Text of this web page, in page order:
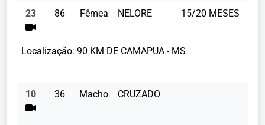
23 86 Fêmea NELORE 15/20 MESES
Localização: 90 KM DE CAMAPUA - MS
10 36 Macho CRUZADO